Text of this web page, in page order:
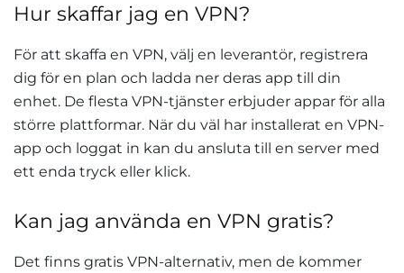
Hur skaffar jag en VPN?
För att skaffa en VPN, välj en leverantör, registrera
dig för en plan och ladda ner deras app till din
enhet. De flesta VPN-tjänster erbjuder appar för alla
större plattformar. När du väl har installerat en VPN-
app och loggat in kan du ansluta till en server med
ett enda tryck eller klick.
Kan jag använda en VPN gratis?
Det finns gratis VPN-alternativ, men de kommer